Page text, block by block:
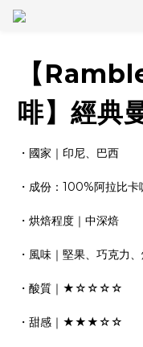
【
啡】經典
・國家｜印尼、巴西
・成份：100%阿拉比卡
・烘焙程度｜中深焙
・風味｜堅果、巧克力
・酸質｜★☆☆☆☆
・甜感｜★★★☆☆